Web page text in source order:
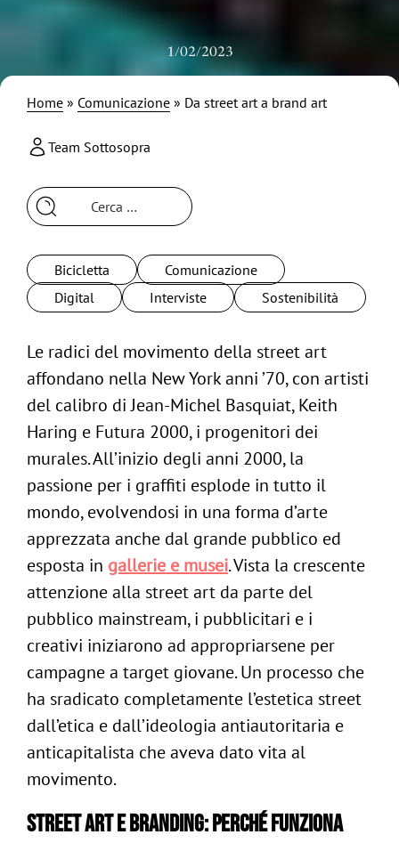
1/02/2023
Home » Comunicazione » Da street art a brand art
Team Sottosopra
per:
Bicicletta
Comunicazione
Digital
Interviste Sostenibilità
Le radici del movimento della street art
affondano nella New York anni ’70, con artisti
del calibro di Jean-Michel Basquiat, Keith
Haring e Futura 2000, i progenitori dei
murales. All’inizio degli anni 2000, la
passione per i graffiti esplode in tutto il
mondo, evolvendosi in una forma d’arte
apprezzata anche dal grande pubblico ed
esposta in gallerie e musei. Vista la crescente
attenzione alla street art da parte del
pubblico mainstream, i pubblicitari e i
creativi iniziarono ad appropriarsene per
campagne a target giovane. Un processo che
ha sradicato completamente l’estetica street
dall’etica e dall’ideologia antiautoritaria e
anticapitalista che aveva dato vita al
movimento.
Street art e branding: perché funziona